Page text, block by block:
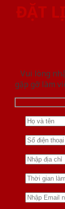
ĐẶT
Vui lòng
gặp gỡ làm